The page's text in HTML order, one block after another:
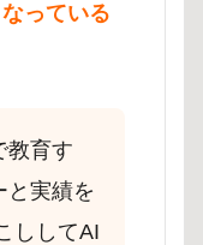
っている
教育す
と実績を
ししてAI